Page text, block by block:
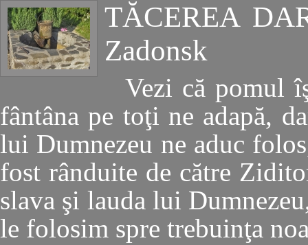
TĂCEREA
Zadonsk
Vezi că pomul
fântâna pe toţi ne adapă,
lui Dumnezeu ne aduc
fost rânduite de către
slava şi lauda lui
le folosim spre trebuinţa